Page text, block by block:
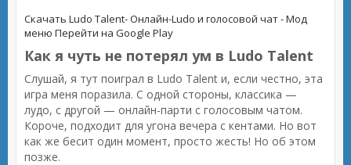
Скачать Ludo Talent- Онлайн-Ludo и голосовой чат - Мод
меню Перейти на Google Play
Как я чуть не потерял ум в Ludo Talent
Слушай, я тут поиграл в Ludo Talent и, если честно, эта
игра меня поразила. С одной стороны, классика —
лудо, с другой — онлайн-парти с голосовым чатом.
Короче, подходит для угона вечера с кентами. Но вот
как же бесит один момент, просто жесть! Но об этом
позже.